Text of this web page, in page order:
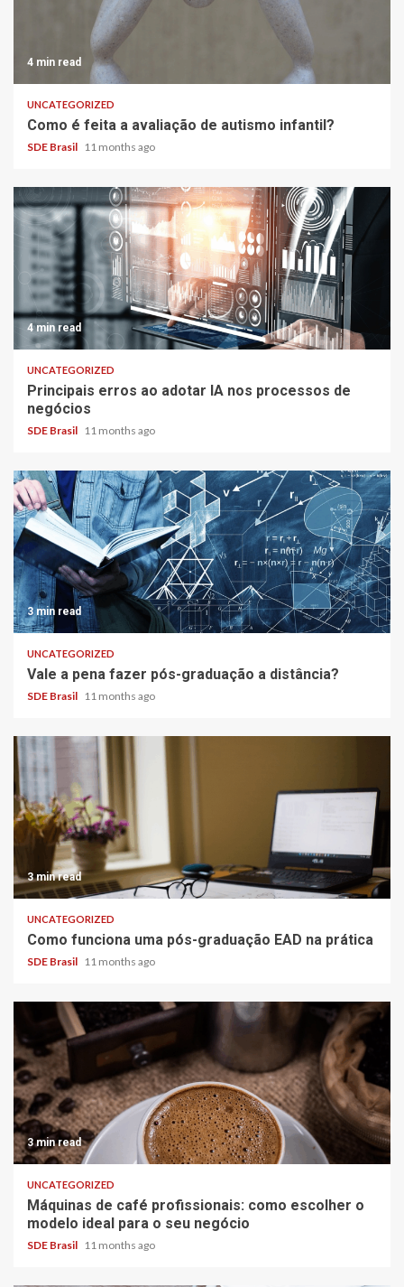
4 min read
UNCATEGORIZED
Como é feita a avaliação de autismo infantil?
SDE Brasil 11 months ago
4 min read
UNCATEGORIZED
Principais erros ao adotar IA nos processos de
negócios
SDE Brasil 11 months ago
3 min read
UNCATEGORIZED
Vale a pena fazer pós-graduação a distância?
SDE Brasil 11 months ago
3 min read
UNCATEGORIZED
Como funciona uma pós-graduação EAD na prática
SDE Brasil 11 months ago
3 min read
UNCATEGORIZED
Máquinas de café profissionais: como escolher o
modelo ideal para o seu negócio
SDE Brasil 11 months ago